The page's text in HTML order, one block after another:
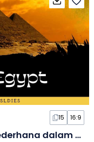
15 16:9
Bisnis Mesir Kuno yang Sederhana dalam Slide